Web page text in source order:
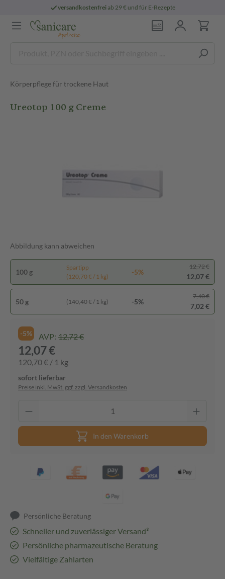
versandkostenfreiab 29 € und für E-Rezepte
Körperpflege für trockene Haut
Ureotop 100 g Creme
Abbildung kann abweichen
100 g
Spartipp
(120,70 € / 1 kg)
-5%
12,72 €
12,07 €
50 g (140,40 € / 1 kg) -5%
7,40 €
7,02 €
-5% AVP: 12,72 €
12,07 €
120,70 € / 1 kg
sofort lieferbar
Preise inkl. MwSt. ggf. zzgl. Versandkosten
In den Warenkorb
Persönliche Beratung
Schneller und zuverlässiger Versand³
Persönliche pharmazeutische Beratung
Vielfältige Zahlarten